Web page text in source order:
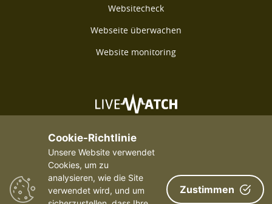
Websitecheck
Webseite überwachen
Website monitoring
©2026 Livewatch - Alle Rechte vorbehalten
Cookie-Richtlinie
Unsere Website verwendet
Cookies, um zu
analysieren, wie die Site
verwendet wird, und um
Zustimmen